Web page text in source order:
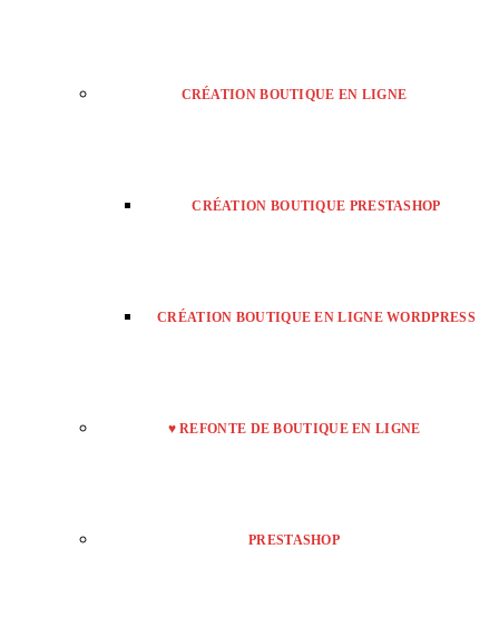
CRÉATION BOUTIQUE EN LIGNE
CRÉATION BOUTIQUE PRESTASHOP
CRÉATION BOUTIQUE EN LIGNE WORDPRESS
♥ REFONTE DE BOUTIQUE EN LIGNE
PRESTASHOP